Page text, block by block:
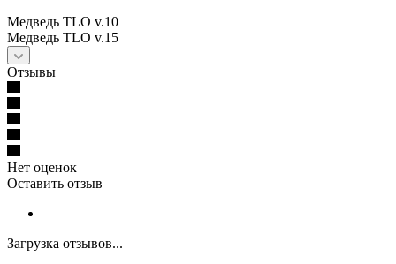
Медведь TLO v.10
Медведь TLO v.15
Отзывы
Нет оценок
Оставить отзыв
Загрузка отзывов...